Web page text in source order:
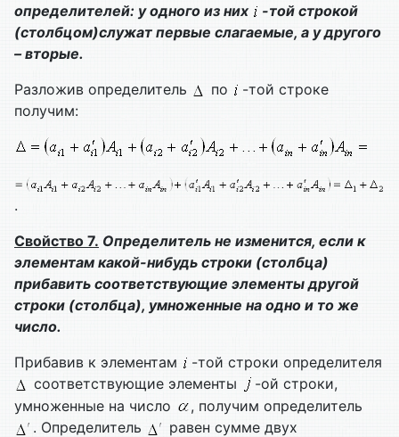
определителей: у одного из них
-той строкой
(столбцом)служат первые слагаемые, а у другого
– вторые.
Разложив определитель
по
-той строке
получим:
.
Свойство 7. Определитель не изменится, если к
элементам какой-нибудь строки (столбца)
прибавить соответствующие элементы другой
строки (столбца), умноженные на одно и то же
число.
Прибавив к элементам
-той строки определителя
соответствующие элементы
-ой строки,
умноженные на число
, получим определитель
. Определитель
равен сумме двух